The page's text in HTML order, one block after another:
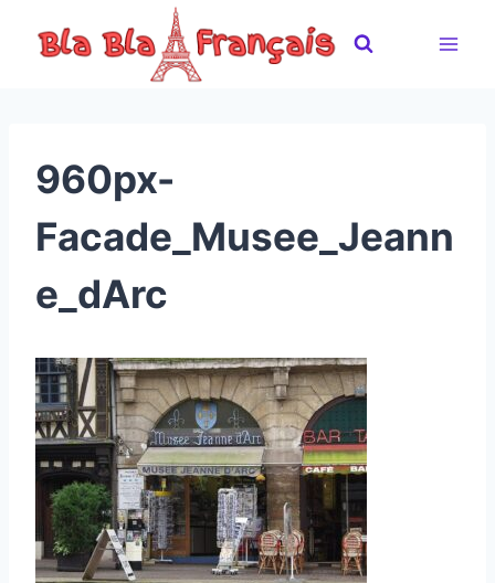
960px-
Facade_Musee_Jeann
e_dArc